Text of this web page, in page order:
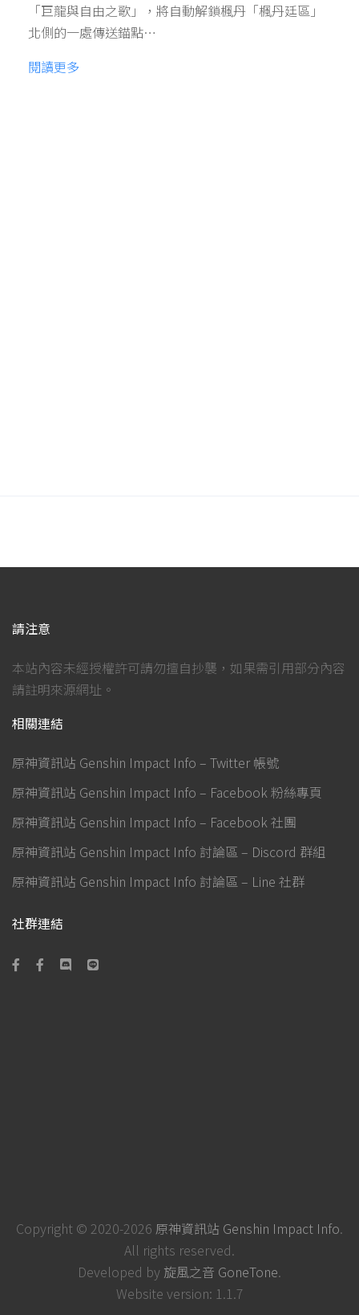
「巨龍與自由之歌」，將自動解鎖楓丹「楓丹廷區」
北側的一處傳送錨點…
閱讀更多
請注意
本站內容未經授權許可請勿擅自抄襲，如果需引用部分內容
請註明來源網址。
相關連結
原神資訊站 Genshin Impact Info – Twitter 帳號
原神資訊站 Genshin Impact Info – Facebook 粉絲專頁
原神資訊站 Genshin Impact Info – Facebook 社團
原神資訊站 Genshin Impact Info 討論區 – Discord 群組
原神資訊站 Genshin Impact Info 討論區 – Line 社群
社群連結
Copyright © 2020-2026 原神資訊站 Genshin Impact Info.
All rights reserved.
Developed by 旋風之音 GoneTone.
Website version: 1.1.7